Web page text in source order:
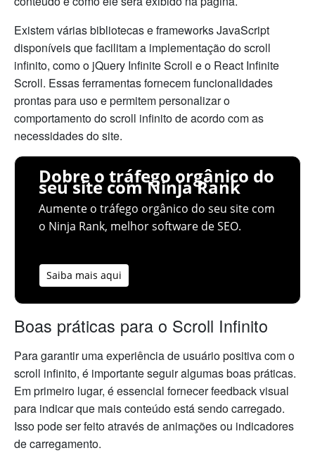
Existem várias bibliotecas e frameworks JavaScript
disponíveis que facilitam a implementação do scroll
infinito, como o jQuery Infinite Scroll e o React Infinite
Scroll. Essas ferramentas fornecem funcionalidades
prontas para uso e permitem personalizar o
comportamento do scroll infinito de acordo com as
necessidades do site.
Dobre o tráfego orgânico do
seu site com Ninja Rank
Aumente o tráfego orgânico do seu site com
o Ninja Rank, melhor software de SEO.
Saiba mais aqui
Boas práticas para o Scroll Infinito
Para garantir uma experiência de usuário positiva com o
scroll infinito, é importante seguir algumas boas práticas.
Em primeiro lugar, é essencial fornecer feedback visual
para indicar que mais conteúdo está sendo carregado.
Isso pode ser feito através de animações ou indicadores
de carregamento.